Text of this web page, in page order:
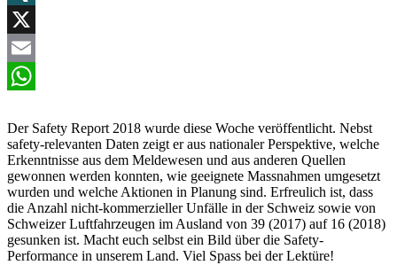
XING
X
Email
Der Safety Report 2018 wurde diese Woche veröffentlicht. Nebst
safety-relevanten Daten zeigt er aus nationaler Perspektive, welche
Erkenntnisse aus dem Meldewesen und aus anderen Quellen
gewonnen werden konnten, wie geeignete Massnahmen umgesetzt
wurden und welche Aktionen in Planung sind. Erfreulich ist, dass
die Anzahl nicht-kommerzieller Unfälle in der Schweiz sowie von
Schweizer Luftfahrzeugen im Ausland von 39 (2017) auf 16 (2018)
gesunken ist. Macht euch selbst ein Bild über die Safety-
Performance in unserem Land. Viel Spass bei der Lektüre!